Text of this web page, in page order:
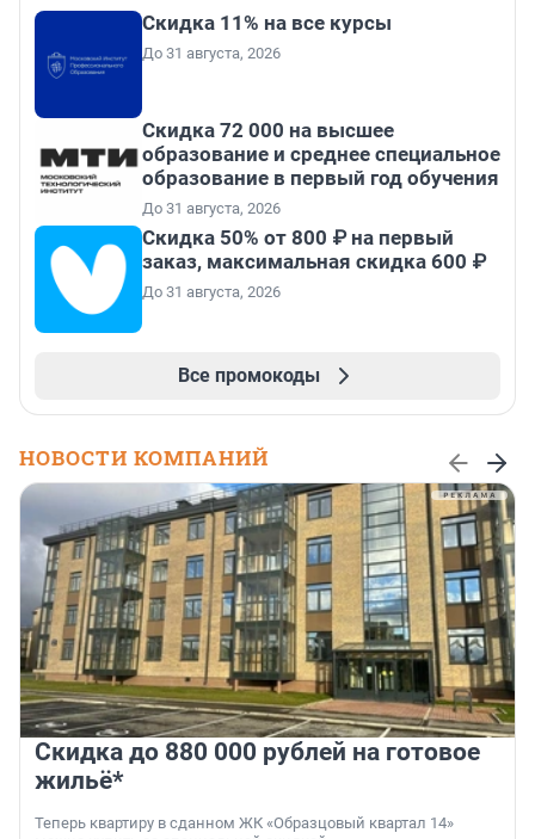
Скидка 11% на все курсы
До 31 августа, 2026
Скидка 72 000 на высшее
образование и среднее специальное
образование в первый год обучения
До 31 августа, 2026
Скидка 50% от 800 ₽ на первый
заказ, максимальная скидка 600 ₽
До 31 августа, 2026
Все промокоды
НОВОСТИ КОМПАНИЙ
Скидка до 880 000 рублей на готовое
жильё*
Теперь квартиру в сданном ЖК «Образцовый квартал 14»